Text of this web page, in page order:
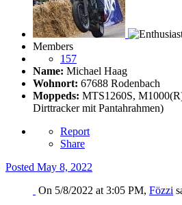
Members
157
Name: Michael Haag
Wohnort: 67688 Rodenbach
Moppeds: MTS1260S,
Dirttracker mit Pantahrahmen)
Report
Share
Posted May 8, 2022
On 5/8/2022 at 3:05 PM, Fözzi